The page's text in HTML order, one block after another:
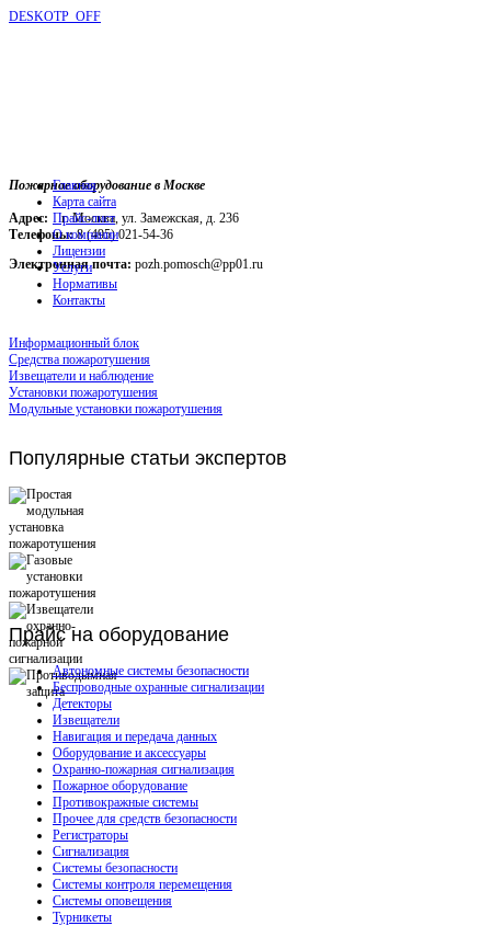
DESKOTP_OFF
Пожарное оборудование в Москве
Адрес: г. Москва, ул. Замежская, д. 236
Телефоны:8 (495) 021-54-36
Электронная почта: pozh.pomosch@pp01.ru
Главная
Карта сайта
Прайс-лист
О компании
Лицензии
Услуги
Нормативы
Контакты
Информационный блок
Средства пожаротушения
Извещатели и наблюдение
Установки пожаротушения
Модульные установки пожаротушения
Популярные статьи экспертов
Прайсна оборудование
Автономные системы безопасности
Беспроводные охранные сигнализации
Детекторы
Извещатели
Навигация и передача данных
Оборудование и аксессуары
Охранно-пожарная сигнализация
Пожарное оборудование
Противокражные системы
Прочее для средств безопасности
Регистраторы
Сигнализация
Системы безопасности
Системы контроля перемещения
Системы оповещения
Турникеты